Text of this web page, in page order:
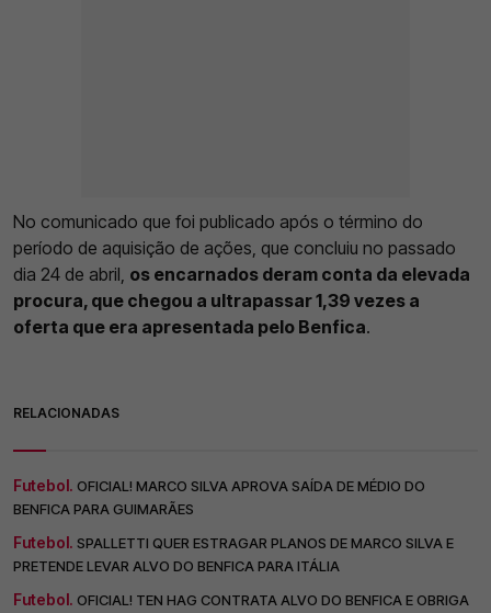
No comunicado que foi publicado após o término do
período de aquisição de ações, que concluiu no passado
dia 24 de abril, os encarnados deram conta da elevada
procura, que chegou a ultrapassar 1,39 vezes a
oferta que era apresentada pelo Benfica.
RELACIONADAS
Futebol. OFICIAL! MARCO SILVA APROVA SAÍDA DE MÉDIO DO
BENFICA PARA GUIMARÃES
Futebol. SPALLETTI QUER ESTRAGAR PLANOS DE MARCO SILVA E
PRETENDE LEVAR ALVO DO BENFICA PARA ITÁLIA
Futebol. OFICIAL! TEN HAG CONTRATA ALVO DO BENFICA E OBRIGA